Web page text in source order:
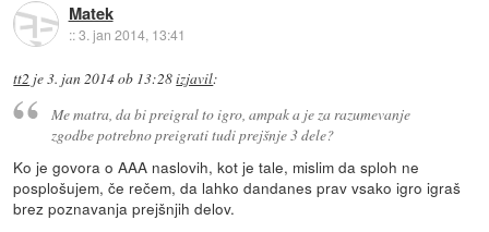
Matek
::3. jan 2014, 13:41
tt2 je3. jan 2014 ob 13:28izjavil:
Me matra, da bi preigral to igro, ampak a je za razumevanje
zgodbe potrebno preigrati tudi prejšnje 3 dele?
Ko je govora o AAA naslovih, kot je tale, mislim da sploh ne
posplošujem, če rečem, da lahko dandanes prav vsako igro igraš
brez poznavanja prejšnjih delov.